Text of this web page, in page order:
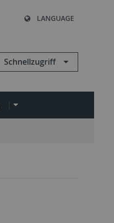
LANGUAGE
Schnellzugriff